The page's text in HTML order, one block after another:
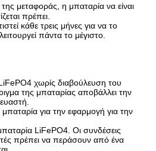
μεταφοράς, η μπαταρία να είναι
πρέπει.
κάθε τρεις μήνες για να το
πάντα το μέγιστο.
χωρίς διαβούλευση του
της μπαταρίας αποβάλλει την
για την εφαρμογή για την
LiFePO4. Οι συνδέσεις
πρέπει να περάσουν από ένα